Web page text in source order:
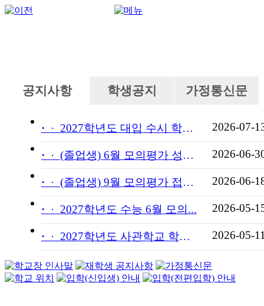
공지사항 학생공지 가정통신문
· 2027학년도 대입 수시 학교... 2026-07-
· (졸업생) 6월 모의평가 성적... 2026-06-
· (졸업생) 9월 모의평가 접수... 2026-06-
· 2027학년도 수능 6월 모의... 2026-05-
· 2027학년도 사관학교 학교장... 2026-05-